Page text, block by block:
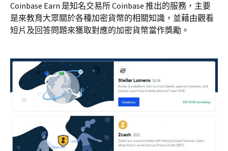
Coinbase Earn 是知名交易所 Coinbase 推出的服務，主要
是來教育大眾關於各種加密貨幣的相關知識，並藉由觀看
短片及回答問題來獲取對應的加密貨幣當作獎勵。